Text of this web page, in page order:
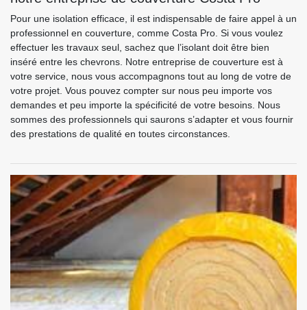
Pour une isolation efficace, il est indispensable de faire appel à un
professionnel en couverture, comme Costa Pro. Si vous voulez
effectuer les travaux seul, sachez que l’isolant doit être bien
inséré entre les chevrons. Notre entreprise de couverture est à
votre service, nous vous accompagnons tout au long de votre de
votre projet. Vous pouvez compter sur nous peu importe vos
demandes et peu importe la spécificité de votre besoins. Nous
sommes des professionnels qui saurons s’adapter et vous fournir
des prestations de qualité en toutes circonstances.